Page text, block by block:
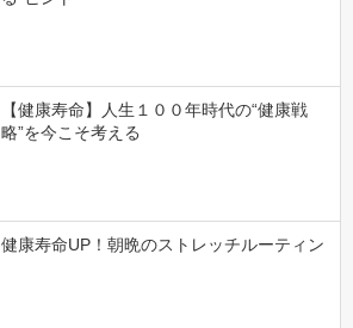
【健康寿命】人生１００年時代の“健康戦
略”を今こそ考える
健康寿命UP！朝晩のストレッチルーティン